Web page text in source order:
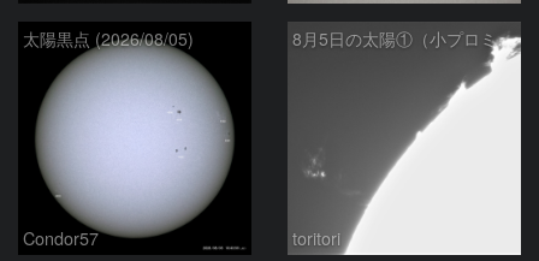
太陽黒点 (2026/08/05)
Condor57
8月5日の太陽①（小プロミネン噴出 ）
toritori